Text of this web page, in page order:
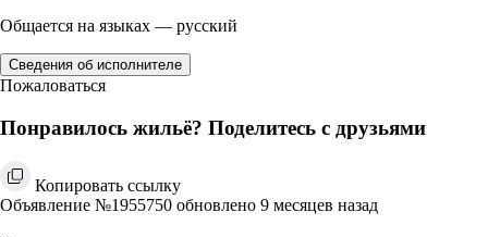
Общается на языках — русский
Сведения об исполнителе
Пожаловаться
Понравилось жильё? Поделитесь с друзьями
Копировать ссылку
Объявление №1955750 обновлено 9 месяцев назад